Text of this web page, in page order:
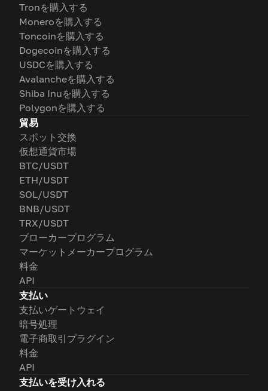
Tronを購入する
Moneroを購入する
Toncoinを購入する
Dogecoinを購入する
USDCを購入する
Avalancheを購入する
Shiba Inuを購入する
Polygonを購入する
貿易
スポット交換
仮想通貨市場
BTC/USDT
ETH/USDT
SOL/USDT
BNB/USDT
TRX/USDT
ブローカープログラム
マーケットメーカープログラム
料金
API
支払い
支払いゲートウェイ
暗号処理
電子商取引プラグイン
料金
API
支払いを受け入れる